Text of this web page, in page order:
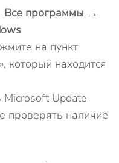
Все программы →
на пункт
который находится
Update
проверять наличие